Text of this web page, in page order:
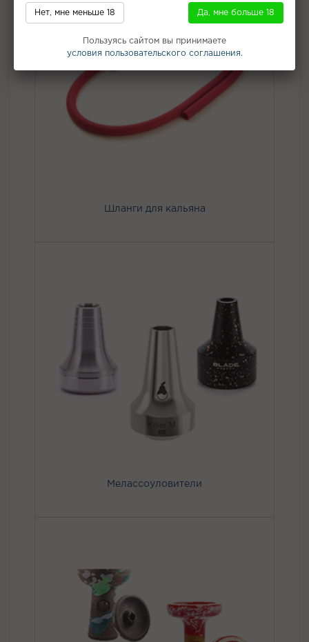
Шланги для кальяна
Мелассоуловители
Нет, мне меньше 18 Да, мне больше 18
Пользуясь сайтом вы принимаете
условия пользовательского соглашения.